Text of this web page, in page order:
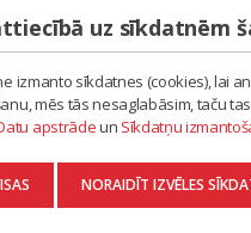
LAIPA
ES RADU MŪZIKU
AKTUALITĀTES
KONTAKTI
SĪKDATŅU
DATU APSTRĀDE
uz sīkdatnēm
izmanto sīkdatnes (cookies), lai
mēs tās nesaglabāsim, taču
apstrādeun Sīkdatņu
NORAIDĪT IZVĒLES